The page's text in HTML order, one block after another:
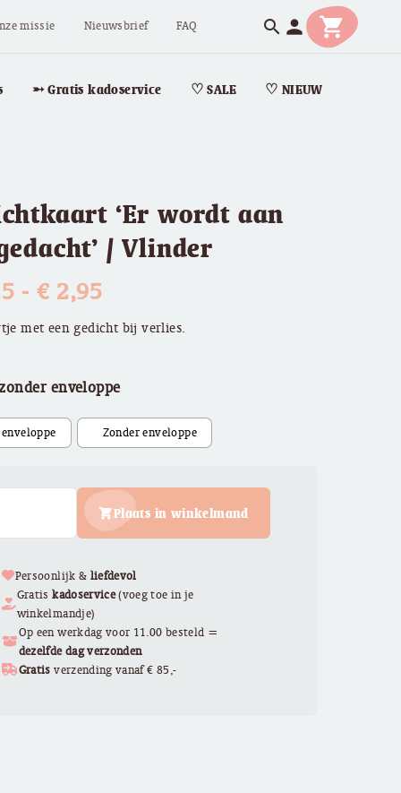
missie Nieuwsbrief FAQ search person shopping_cart
➵ Gratis kadoservice ♡ SALE ♡ NIEUW
‘Er wordt aan
/ Vlinder
- € 2,95Prijsklasse:
€ 2,25
€ 2,95
met een gedicht bij verlies.
enveloppe
Plaats in winkelmand
Persoonlijk & liefdevol
Gratiskadoservice(voeg toe in je
winkelmandje)
Op een werkdag voor 11.00 besteld =
dezelfde dag verzonden
Gratis verzending vanaf € 85,-